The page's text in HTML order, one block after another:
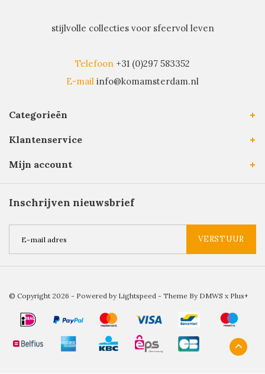
stijlvolle collecties voor sfeervol leven
Telefoon +31 (0)297 583352
E-mail info@komamsterdam.nl
Categorieën
Klantenservice
Mijn account
Inschrijven nieuwsbrief
VERSTUUR
© Copyright 2026 - Powered by Lightspeed - Theme By DMWS x Plus+